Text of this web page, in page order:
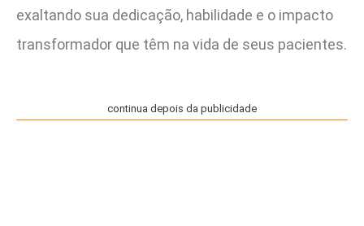
exaltando sua dedicação, habilidade e o impacto
transformador que têm na vida de seus pacientes.
continua depois da publicidade